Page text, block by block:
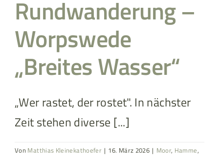
Rundwanderung –
Worpswede
„Breites Wasser“
„Wer rastet, der rostet". In nächster
Zeit stehen diverse [...]
Von Matthias Kleinekathoefer | 16. März 2026 | Moor, Hamme,